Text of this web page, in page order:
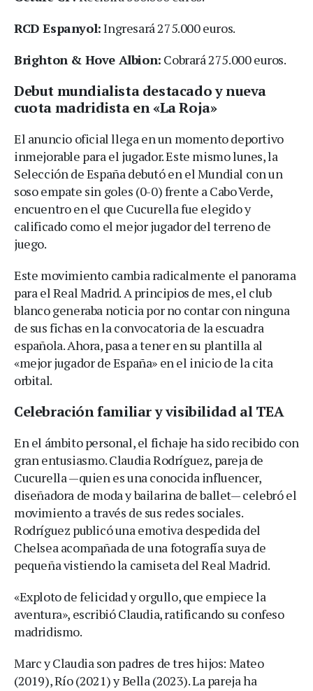
RCD Espanyol:Ingresará 275.000 euros.
Brighton & Hove Albion: Cobrará 275.000 euros.
Debut mundialista destacado y nueva
cuota madridista en «La Roja»
El anuncio oficial llega en un momento deportivo
inmejorable para el jugador. Este mismo lunes, la
Selección de España debutó en el Mundial con un
soso empate sin goles (0-0) frente a Cabo Verde,
encuentro en el que Cucurella fue elegido y
calificado como el mejor jugador del terreno de
juego.
Este movimiento cambia radicalmente el panorama
para el Real Madrid. A principios de mes, el club
blanco generaba noticia por no contar con ninguna
de sus fichas en la convocatoria de la escuadra
española. Ahora, pasa a tener en su plantilla al
«mejor jugador de España» en el inicio de la cita
orbital.
Celebración familiar y visibilidad al TEA
En el ámbito personal, el fichaje ha sido recibido con
gran entusiasmo. Claudia Rodríguez, pareja de
Cucurella —quien es una conocida influencer,
diseñadora de moda y bailarina de ballet— celebró el
movimiento a través de sus redes sociales.
Rodríguez publicó una emotiva despedida del
Chelsea acompañada de una fotografía suya de
pequeña vistiendo la camiseta del Real Madrid.
«Exploto de felicidad y orgullo, que empiece la
aventura», escribió Claudia, ratificando su confeso
madridismo.
Marc y Claudia son padres de tres hijos: Mateo
(2019), Río (2021) y Bella (2023). La pareja ha